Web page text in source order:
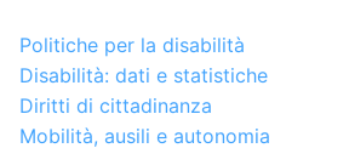
Politiche per la disabilità
Disabilità: dati e statistiche
Diritti di cittadinanza
Mobilità, ausili e autonomia